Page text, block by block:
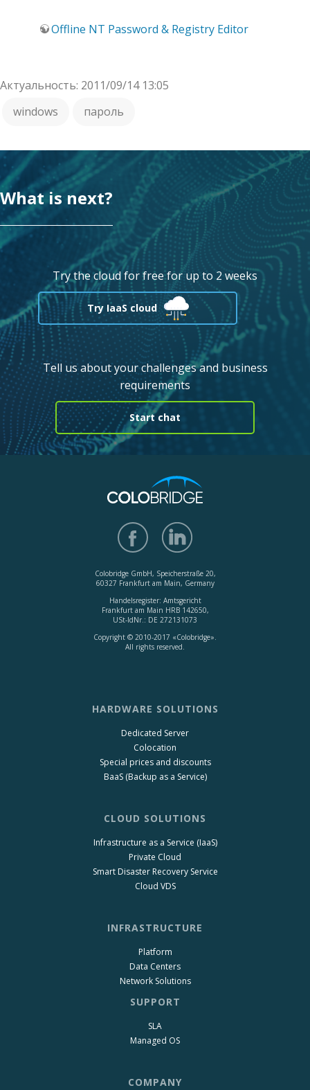
Offline NT Password & Registry Editor
Актуальность: 2011/09/14 13:05
windows
пароль
What is next?
Try the cloud for free for up to 2 weeks
Try IaaS cloud
Tell us about your challenges and business
requirements
Start chat
Colobridge GmbH, Speicherstraße 20,
60327 Frankfurt am Main, Germany
Handelsregister: Amtsgericht
Frankfurt am Main HRB 142650,
USt-IdNr.: DE 272131073
Copyright © 2010-2017 «Colobridge».
All rights reserved.
HARDWARE SOLUTIONS
Dedicated Server
Colocation
Special prices and discounts
BaaS (Backup as a Service)
CLOUD SOLUTIONS
Infrastructure as a Service (IaaS)
Private Cloud
Smart Disaster Recovery Service
Cloud VDS
INFRASTRUCTURE
Platform
Data Centers
Network Solutions
SUPPORT
SLA
Managed OS
COMPANY